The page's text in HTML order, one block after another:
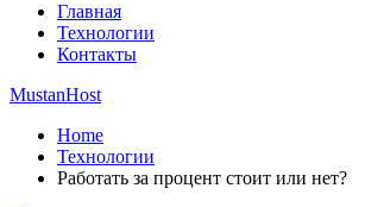
Главная
Технологии
Контакты
MustanHost
Home
Технологии
Работать за процент стоит или нет?